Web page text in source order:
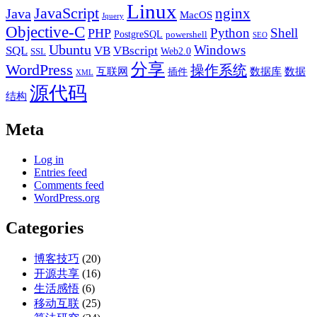
Java JavaScript Jquery Linux MacOS nginx
Objective-C PHP PostgreSQL powershell Python SEO Shell
SQL SSL Ubuntu VB VBscript Web2.0 Windows
WordPress XML 互联网 分享 插件 操作系统 数据库 数据
结构 源代码
Meta
Log in
Entries feed
Comments feed
WordPress.org
Categories
博客技巧 (20)
开源共享 (16)
生活感悟 (6)
移动互联 (25)